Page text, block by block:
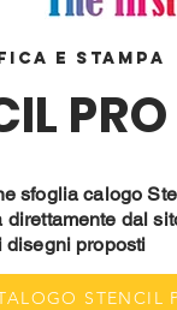
E STAMPA
PRO
sfoglia calogo
direttamente dal
disegni proposti
STENCIL